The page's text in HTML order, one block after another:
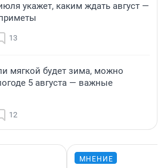
укажет, каким ждать август —
13
мягкой будет зима, можно
5 августа — важные
12
МНЕНИЕ